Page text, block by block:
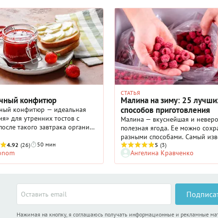
конфитюр
конфитюр — идеальная
для утренних тостов с
такого завтрака организм
энергии на весь день. По
эта сладкая заготовка
отличается от более
между ними. Во-первых,
сиропа конфитюра гуще.
его текстуру нередко
делают неоднородной,
4.92 (26) 50 мин
СТАТЬЯ
Малина на зиму: 25
способов приготовления
Малина — вкуснейшая и
полезная ягода. Ее можно
разными способами. Самый
— консервация в виде варенья,
конфитюра или джема. Второй
популярности способ —
компоты и соусы, добавлять в
в каши и напитки, готовить
торты, перетирать с сахаром
5 (3)
Ангелина Кравченко
Нажимая на кнопку, я соглашаюсь получать информационные и рекламные